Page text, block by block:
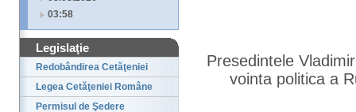
03:58
Legislaţie
Redobândirea Cetăţeniei
Legea Cetăţeniei Române
Permisul de Şedere
Presedintele
vointa politica a